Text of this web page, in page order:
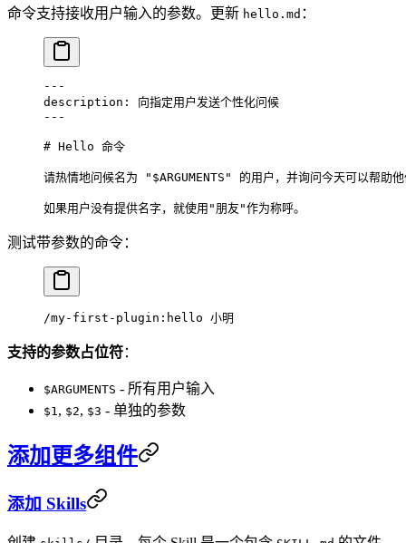
命令支持接收用户输入的参数。更新 hello.md ：
---
description : 向指定用户发送个性化问候
---
# Hello 命令
请热情地问候名为 "$ARGUMENTS" 的用户，并询问今天可以帮助
如果用户没有提供名字，就使用"朋友"作为称呼。
测试带参数的命令：
/my-first-plugin:hello 小明
支持的参数占位符：
$ARGUMENTS - 所有用户输入
$1 , $2, $3 - 单独的参数
添加更多组件
添加 Skills